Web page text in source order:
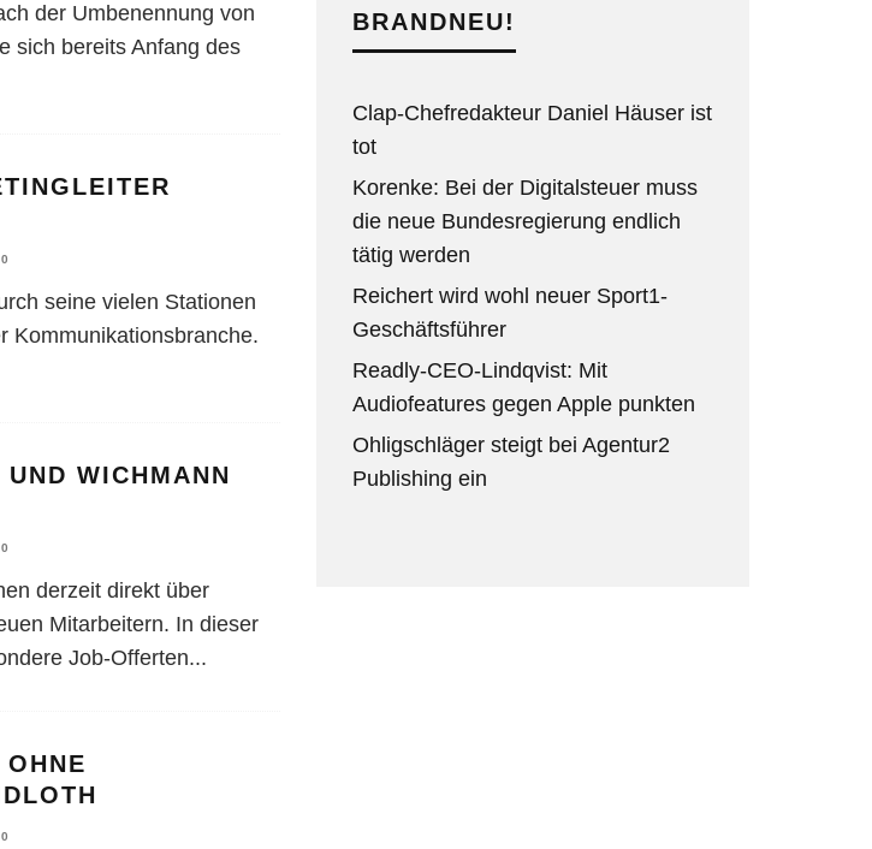
der Umbenennung von
sich bereits Anfang des
seine vielen Stationen
Kommunikationsbranche.
WICHMANN
derzeit direkt über
Mitarbeitern. In dieser
Job-Offerten...
BRANDNEU!
Clap-Chefredakteur Daniel Häuser ist
tot
Korenke: Bei der Digitalsteuer muss
die neue Bundesregierung endlich
tätig werden
Reichert wird wohl neuer Sport1-
Geschäftsführer
Readly-CEO-Lindqvist: Mit
Audiofeatures gegen Apple punkten
Ohligschläger steigt bei Agentur2
Publishing ein